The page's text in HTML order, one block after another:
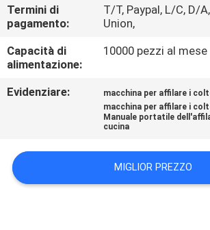
CONTATTACI
NOTIZIE
CASI
UN
PREVENTIVO
Termini di
pagamento:
T/T, Paypal, L/C, D/
Union,
Capacità di
alimentazione:
10000 pezzi al mese
Evidenziare: macchina per affilare i
macchina per affilare i
Manuale portatile
cucina
MIGLIOR PREZZO